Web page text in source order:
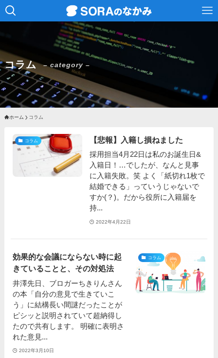
コラム – category –
ホーム コラム
コラム 【悲報】入籍し損ねました
採用担当4月22日は私のお誕生日&
入籍日！…でしたが、なんと見事
に入籍失敗。笑 よく「紙切れ1枚で
結婚できる」っていうじゃないで
すか(？)。だから役所に入籍届を
持...
2022年4月22日
コラム
効果的な会議にならない時に起
きていることと、その対処法
井澤先日、ブロガーちきりんさん
の本「自分の意見で生きていこ
う」に結構長い間謎だったことが
ピシッと説明されていて超納得し
たので共有します。 明確に表明さ
れた意見...
2022年3月10日